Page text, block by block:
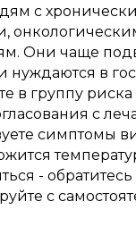
с
Они чаще
нуждаются в
в группу
с
симптомы
- обратитесь
с